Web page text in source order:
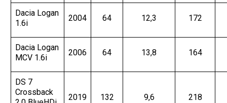
Dacia Logan
1.6i
2004 64 12,3 172
Dacia Logan
MCV 1.6i
2006 64 13,8 164
DS 7
Crossback
2019 132 9,6 218